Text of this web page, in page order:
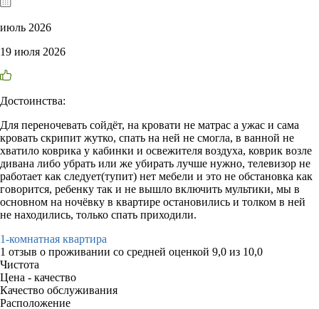
июль 2026
19 июля 2026
Достоинства:
Для переночевать сойдёт, на кровати не матрас а ужас и сама
кровать скрипит жутко, спать на ней не смогла, в ванной не
хватило коврика у кабинки и освежителя воздуха, коврик возле
дивана либо убрать или же убирать лучше нужно, телевизор не
работает как следует(тупит) нет мебели и это не обстановка как
говорится, ребенку так и не вышло включить мультики, мы в
основном на ночёвку в квартире остановились и толком в ней
не находились, только спать приходили.
1-комнатная квартира
1 отзыв о проживании со средней оценкой 9,0 из 10,0
Чистота
Цена - качество
Качество обслуживания
Расположение